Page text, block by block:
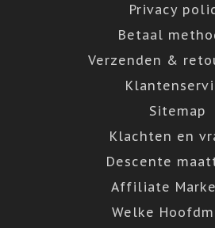
Privacy
Betaal
Verzenden &
Sitemap
Klachten en
Descente
Affiliate
Welke